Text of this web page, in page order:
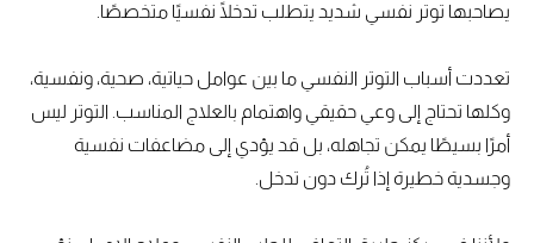
يصاحبها توتر نفسي شديد يتطلب تدخلًا نفسيًا متخصصًا.
تعددت أسباب التوتر النفسي ما بين عوامل حياتية، صحية، ونفسية،
وكلها تحتاج إلى وعي حقيقي واهتمام بالعلاج المناسب. التوتر ليس
أمرًا بسيطًا يمكن تجاهله، بل قد يؤدي إلى مضاعفات نفسية
وجسدية خطيرة إذا تُرك دون تدخل.